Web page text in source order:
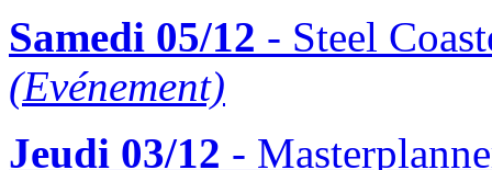
Samedi 05/12 - Steel
(Evénement)
Jeudi 03/12 -